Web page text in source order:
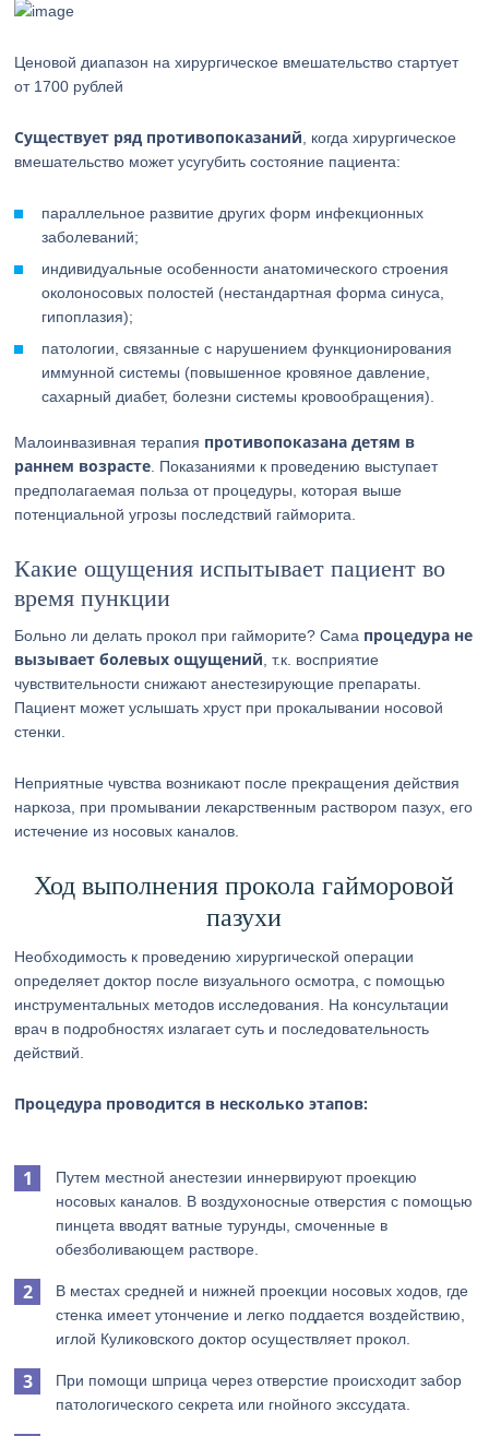
Ценовой диапазон на хирургическое вмешательство стартует
от 1700 рублей
Существует ряд противопоказаний , когда хирургическое
вмешательство может усугубить состояние пациента:
параллельное развитие других форм инфекционных
заболеваний;
индивидуальные особенности анатомического строения
околоносовых полостей (нестандартная форма синуса,
гипоплазия);
патологии, связанные с нарушением функционирования
иммунной системы (повышенное кровяное давление,
сахарный диабет, болезни системы кровообращения).
Малоинвазивная терапия противопоказана детям в
раннем возрасте . Показаниями к проведению выступает
предполагаемая польза от процедуры, которая выше
потенциальной угрозы последствий гайморита.
Какие ощущения испытывает пациент во
время пункции
Больно ли делать прокол при гайморите? Сама процедура не
вызывает болевых ощущений , т.к. восприятие
чувствительности снижают анестезирующие препараты.
Пациент может услышать хруст при прокалывании носовой
стенки.
Неприятные чувства возникают после прекращения действия
наркоза, при промывании лекарственным раствором пазух, его
истечение из носовых каналов.
Ход выполнения прокола гайморовой
пазухи
Необходимость к проведению хирургической операции
определяет доктор после визуального осмотра, с помощью
инструментальных методов исследования. На консультации
врач в подробностях излагает суть и последовательность
действий.
Процедура проводится в несколько этапов:
Путем местной анестезии иннервируют проекцию
носовых каналов. В воздухоносные отверстия с помощью
пинцета вводят ватные турунды, смоченные в
обезболивающем растворе.
В местах средней и нижней проекции носовых ходов, где
стенка имеет утончение и легко поддается воздействию,
иглой Куликовского доктор осуществляет прокол.
При помощи шприца через отверстие происходит забор
патологического секрета или гнойного экссудата.